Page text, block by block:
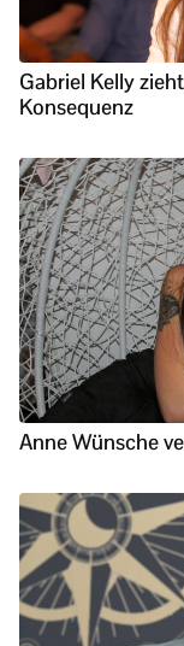
Gabriel Kelly
Konsequenz
Anne Wünsche